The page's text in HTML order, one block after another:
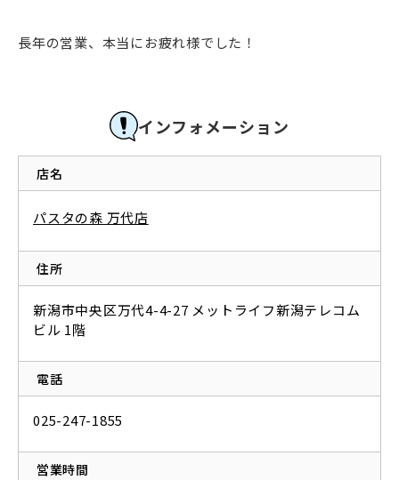
長年の営業、本当にお疲れ様でした！
インフォメーション
店名
パスタの森 万代店
住所
新潟市中央区万代4-4-27 メットライフ新潟テレコム
ビル 1階
電話
025-247-1855
営業時間